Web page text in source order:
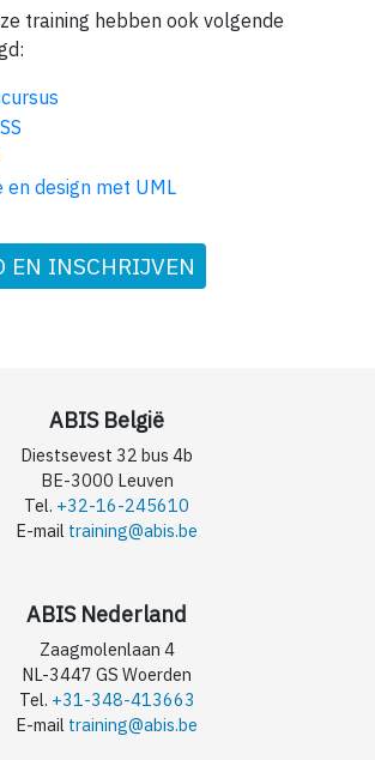
training hebben ook volgende
en design met UML
EN INSCHRIJVEN
ABIS België
Diestsevest 32 bus 4b
BE-3000 Leuven
Tel. +32-16-245610
E-mail training@abis.be
ABIS Nederland
Zaagmolenlaan 4
NL-3447 GS Woerden
Tel. +31-348-413663
E-mail training@abis.be